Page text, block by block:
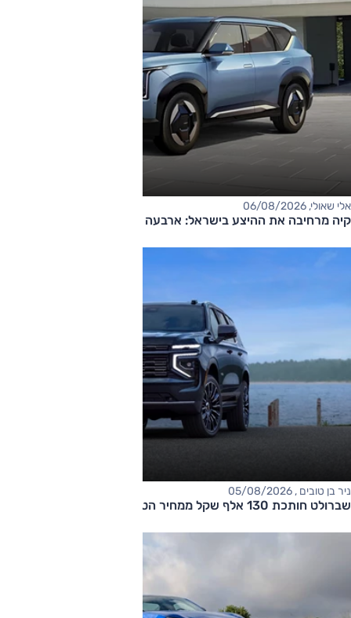
אלי שאולי, 06/08/2026
קיה מרחיבה את ההיצע בישראל: ארבעה דגמים חדשים בדרך
ניר בן טובים , 05/08/2026
שברולט חותכת 130 אלף שקל ממחיר הטאהו